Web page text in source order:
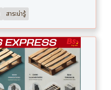
สาระน่ารู้